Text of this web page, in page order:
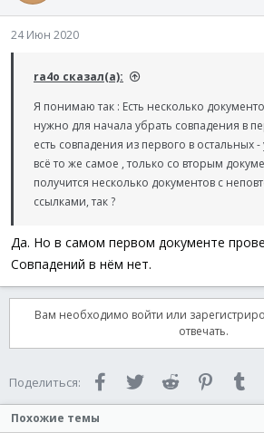
24 Июн 2020
ra4o сказал(а):
Я понимаю так : Есть несколько
нужно для начала убрать совпадения в
есть совпадения из первого в остальных
всё то же самое , только со вторым
получится несколько документов с
ссылками, так ?
Да. Но в самом первом документе
Совпадений в нём нет.
Вам необходимо войти или
отвечать.
Поделиться: FacebookTwitter Reddit Pinterest
Похожие темы